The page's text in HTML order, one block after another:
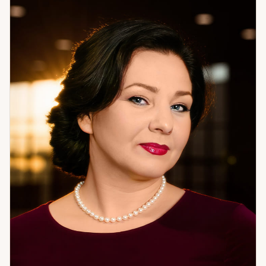
влияния, восстанавливаю внутренний ресурс, выстраиваю
то, что было нарушено. Это затрагивает отношения,
финансовый поток, общее самоощущение — в зависимости
от запроса. Работаю дистанционно — расстояние не
влияет на качество работы. Если вы чувствуете, что что-то
давит извне или что ситуация никак не сдвигается с места
— я готова к разговору.